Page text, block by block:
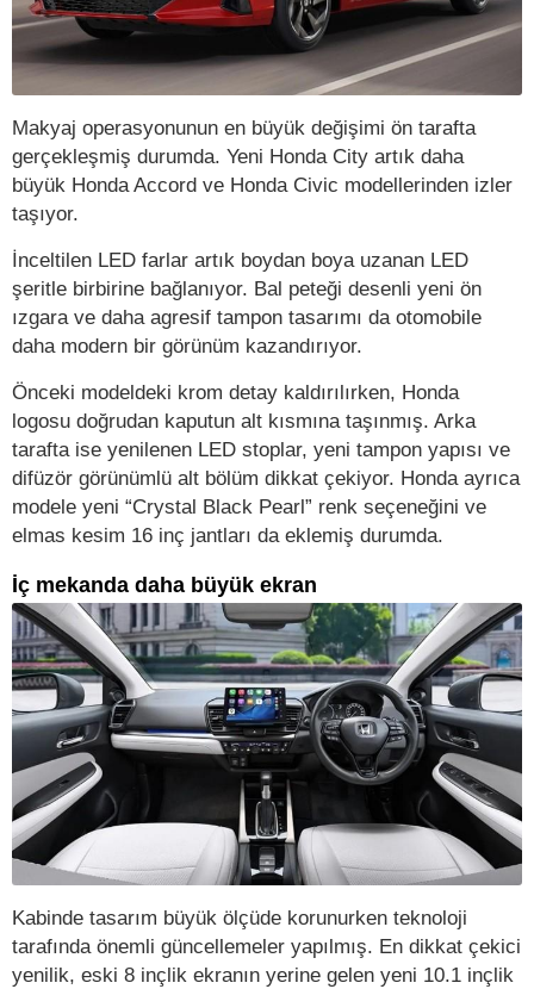
Makyaj operasyonunun en büyük değişimi ön tarafta
gerçekleşmiş durumda. Yeni Honda City artık daha
büyük Honda Accord ve Honda Civic modellerinden izler
taşıyor.
İnceltilen LED farlar artık boydan boya uzanan LED
şeritle birbirine bağlanıyor. Bal peteği desenli yeni ön
ızgara ve daha agresif tampon tasarımı da otomobile
daha modern bir görünüm kazandırıyor.
Önceki modeldeki krom detay kaldırılırken, Honda
logosu doğrudan kaputun alt kısmına taşınmış. Arka
tarafta ise yenilenen LED stoplar, yeni tampon yapısı ve
difüzör görünümlü alt bölüm dikkat çekiyor. Honda ayrıca
modele yeni “Crystal Black Pearl” renk seçeneğini ve
elmas kesim 16 inç jantları da eklemiş durumda.
İç mekanda daha büyük ekran
Kabinde tasarım büyük ölçüde korunurken teknoloji
tarafında önemli güncellemeler yapılmış. En dikkat çekici
yenilik, eski 8 inçlik ekranın yerine gelen yeni 10.1 inçlik